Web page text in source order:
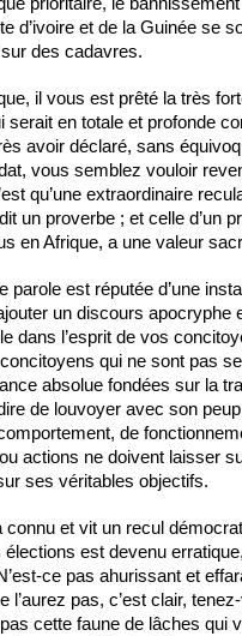
d’ivoire et de la Guinée se
des cadavres.
il vous est prêté la très
en totale et profonde
avoir déclaré, sans
vous semblez vouloir
qu’une extraordinaire
un proverbe ; et celle d’un
en Afrique, a une valeur
parole est réputée d’une
un discours apocryphe
dans l’esprit de vos
qui ne sont pas
absolue fondées sur la
de louvoyer avec son
de
actions ne doivent laisser
ses véritables objectifs.
et vit un recul
est devenu
ce pas ahurissant et
pas, c’est clair,
cette faune de lâches qui